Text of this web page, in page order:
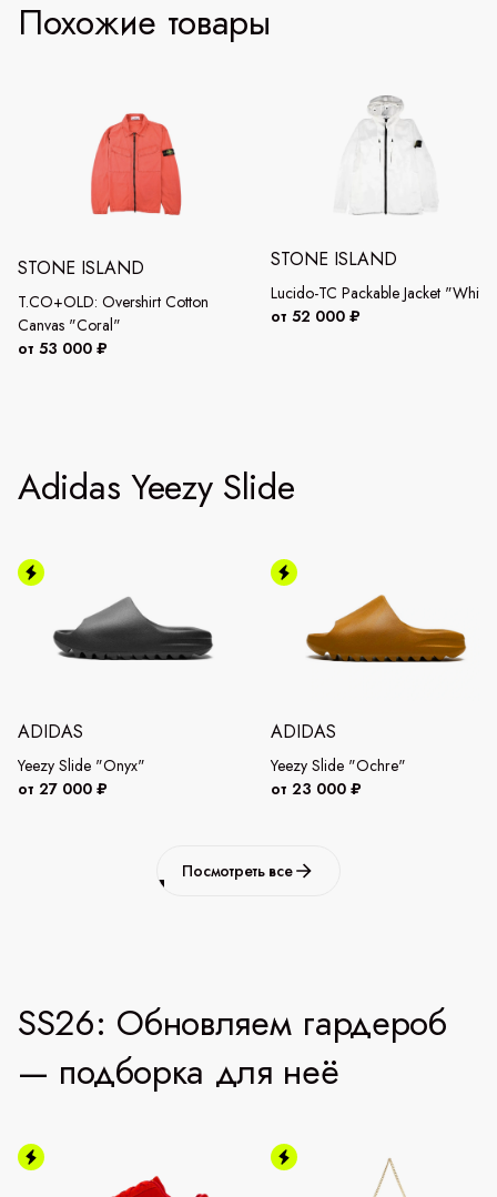
Похожие товары
STONE ISLAND
T.CO+OLD: Overshirt Cotton
Canvas "Coral"
от 53 000 ₽
STONE ISLAND
Lucido-TC Packable Jacket "White"
от 52 000 ₽
Adidas Yeezy Slide
ADIDAS
Yeezy Slide "Onyx"
от 27 000 ₽
ADIDAS
Yeezy Slide "Ochre"
от 23 000 ₽
Посмотреть все
SS26: Обновляем гардероб
— подборка для неё